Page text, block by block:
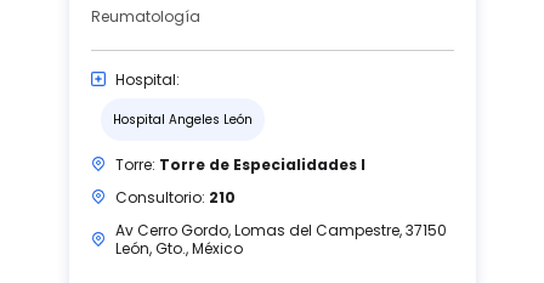
Reumatología
Hospital:
Hospital Angeles León
Torre: Torre de Especialidades I
Consultorio: 210
Av Cerro Gordo, Lomas del Campestre, 37150
León, Gto., México